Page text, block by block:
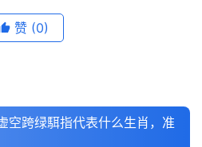
赞 (0)
空跨绿駬指代表什么生肖，准